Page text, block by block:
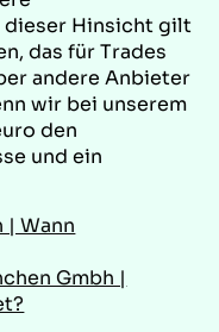
Hinsicht gilt
das für Trades
andere Anbieter
wir bei unserem
den
und ein
Wann
Gmbh |